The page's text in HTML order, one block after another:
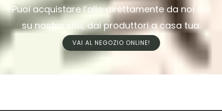
Puoi acquistare l’olio direttamente da noi qui
su nostro sito, dai produttori a casa tua.
VAI AL NEGOZIO ONLINE!